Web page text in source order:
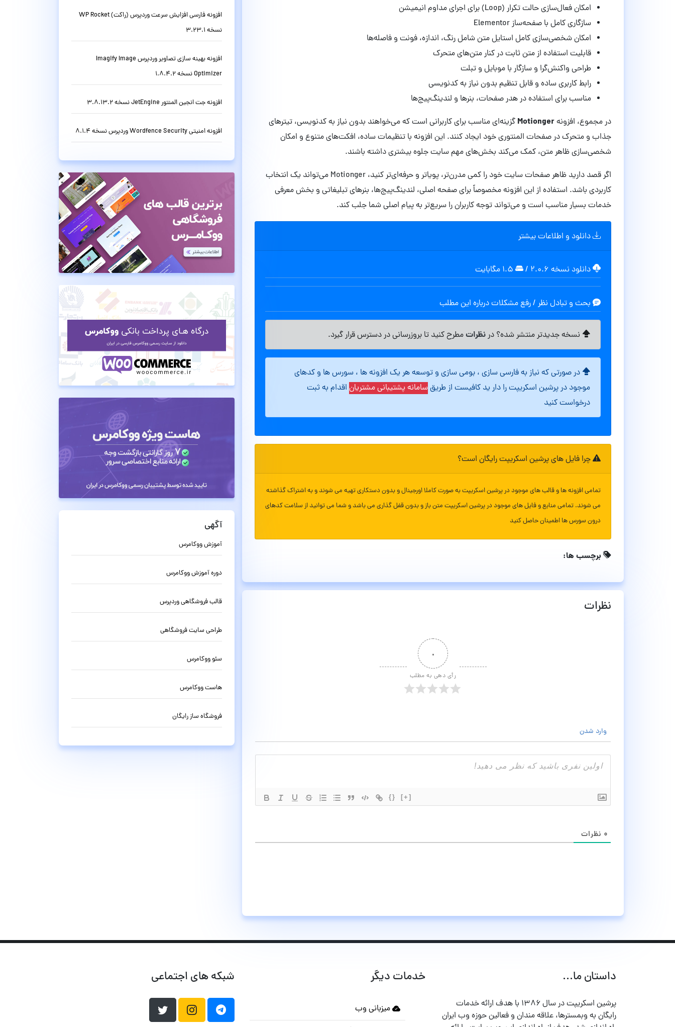
امکان فعال‌سازی حالت تکرار (Loop) برای اجرای مداوم انیمیشن
سازگاری کامل با صفحه‌ساز Elementor
امکان شخصی‌سازی کامل استایل متن شامل رنگ، اندازه، فونت و فاصله‌ها
قابلیت استفاده از متن ثابت در کنار متن‌های متحرک
طراحی واکنش‌گرا و سازگار با موبایل و تبلت
رابط کاربری ساده و قابل تنظیم بدون نیاز به کدنویسی
مناسب برای استفاده در هدر صفحات، بنرها و لندینگ‌پیج‌ها
در مجموع، افزونهMotionger گزینه‌ای مناسب برای کاربرانی است که می‌خواهند بدون نیاز به کدنویسی، تیترهای
جذاب و متحرک در صفحات المنتوری خود ایجاد کنند. این افزونه با تنظیمات ساده، افکت‌های متنوع و امکان
شخصی‌سازی ظاهر متن، کمک می‌کند بخش‌های مهم سایت جلوه بیشتری داشته باشند.
اگر قصد دارید ظاهر صفحات سایت خود را کمی مدرن‌تر، پویا‌تر و حرفه‌ای‌تر کنید، Motionger می‌تواند یک انتخاب
کاربردی باشد. استفاده از این افزونه مخصوصاً برای صفحه اصلی، لندینگ‌پیج‌ها، بنرهای تبلیغاتی و بخش معرفی
خدمات بسیار مناسب است و می‌تواند توجه کاربران را سریع‌تر به پیام اصلی شما جلب کند.
دانلود و اطلاعات بیشتر
دانلود نسخه ۲.۰.۶ /
بحث و تبادل نظر / رفع مشکلات درباره این مطلب
نسخه جدیدتر منتشر شده؟ درنظراتمطرح کنید تا بروزرسانی در دسترس قرار گیرد.
در صورتی که نیاز به فارسی سازی ، بومی سازی و توسعه هر یک افزونه ها ، سورس ها و کدهای
موجود در پرشین اسکریپت را دار ید کافیست از طریقسامانه پشتیبانی مشتریان اقدام به ثبت
درخواست کنید
چرا فایل های پرشین اسکریپت رایگان است؟
تمامی افزونه ها و قالب های موجود در پرشین اسکریپت به صورت کاملا اورجینال و بدون دستکاری تهیه می شوند و به اشتراک گذاشته
می شوند. تمامی منابع و فایل های موجود در پرشین اسکریپت متن باز و بدون قفل گذاری می باشد و شما می توانید از سلامت کدهای
درون سورس ها اطمینان حاصل کنید
برچسب ها:
نظرات
۰
رأی دهی به مطلب
وارد شدن
{} [+]
۰ نظرات
افزونه فارسی افزایش سرعت وردپرس (راکت) WP Rocket
نسخه 3.23.1
افزونه بهینه سازی تصاویر وردپرس Imagify Image
Optimizer نسخه 1.8.4.2
افزونه جت انجین المنتور JetEngine نسخه 3.8.13.2
افزونه امنیتی Wordfence Security وردپرس نسخه 8.1.4
آگهی
آموزش ووکامرس
دوره آموزش ووکامرس
قالب فروشگاهی وردپرس
طراحی سایت فروشگاهی
سئو ووکامرس
هاست ووکامرس
فروشگاه ساز رایگان
داستان ما...
پرشین اسکریپت در سال ۱۳۸۶ با هدف ارائه خدمات
رایگان به وبمسترها، علاقه مندان و فعالین حوزه وب ایران
خدمات دیگر
میزبانی وب
شبکه های اجتماعی